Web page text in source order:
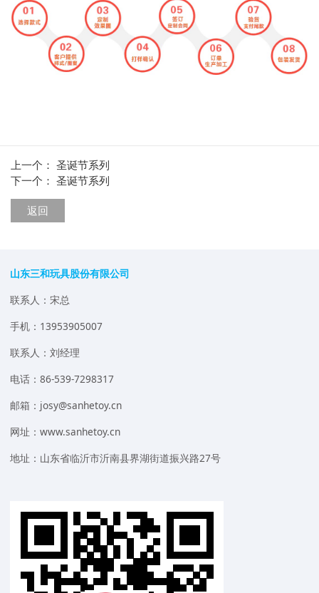
上一个：圣诞节系列
下一个：圣诞节系列
返回
山东三和玩具股份有限公司
联系人：宋总
手机：13953905007
联系人：刘经理
电话：86-539-7298317
邮箱：josy@sanhetoy.cn
网址：www.sanhetoy.cn
地址：山东省临沂市沂南县界湖街道振兴路27号